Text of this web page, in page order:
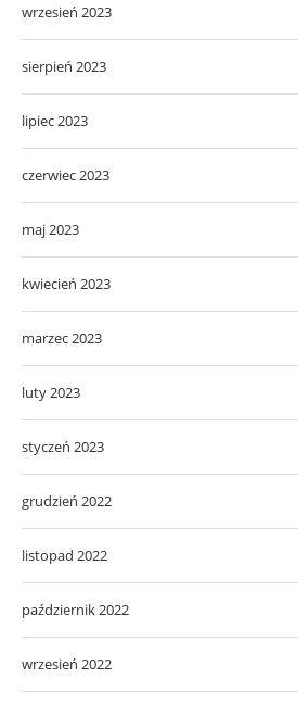
wrzesień 2023
sierpień 2023
lipiec 2023
czerwiec 2023
maj 2023
kwiecień 2023
marzec 2023
luty 2023
styczeń 2023
grudzień 2022
listopad 2022
październik 2022
wrzesień 2022